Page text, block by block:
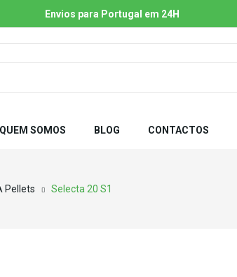
Envios para Portugal em 24H
QUEM SOMOS BLOG CONTACTOS
Pellets Selecta 20 S1